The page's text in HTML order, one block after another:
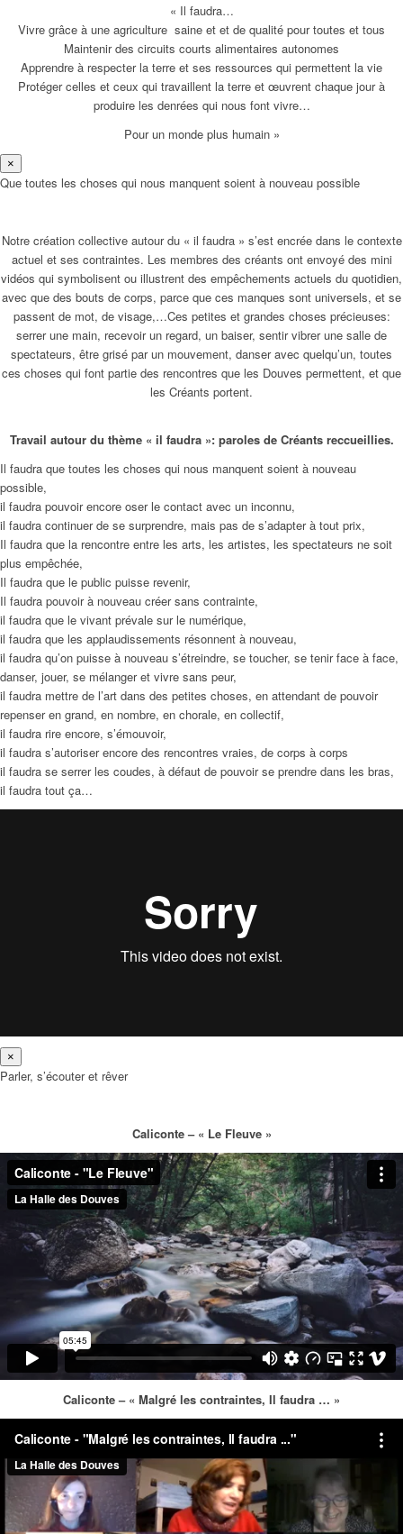
« Il faudra…
Vivre grâce à une agriculture saine et et de qualité pour toutes et tous
Maintenir des circuits courts alimentaires autonomes
Apprendre à respecter la terre et ses ressources qui permettent la vie
Protéger celles et ceux qui travaillent la terre et œuvrent chaque jour à
produire les denrées qui nous font vivre…
Pour un monde plus humain »
×
Que toutes les choses qui nous manquent soient à nouveau possible
Notre création collective autour du « il faudra » s’est encrée dans le contexte
actuel et ses contraintes. Les membres des créants ont envoyé des mini
vidéos qui symbolisent ou illustrent des empêchements actuels du quotidien,
avec que des bouts de corps, parce que ces manques sont universels, et se
passent de mot, de visage,…Ces petites et grandes choses précieuses:
serrer une main, recevoir un regard, un baiser, sentir vibrer une salle de
spectateurs, être grisé par un mouvement, danser avec quelqu’un, toutes
ces choses qui font partie des rencontres que les Douves permettent, et que
les Créants portent.
Travail autour du thème « il faudra »: paroles de Créants reccueillies.
Il faudra que toutes les choses qui nous manquent soient à nouveau
possible,
il faudra pouvoir encore oser le contact avec un inconnu,
il faudra continuer de se surprendre, mais pas de s’adapter à tout prix,
Il faudra que la rencontre entre les arts, les artistes, les spectateurs ne soit
plus empêchée,
Il faudra que le public puisse revenir,
Il faudra pouvoir à nouveau créer sans contrainte,
il faudra que le vivant prévale sur le numérique,
il faudra que les applaudissements résonnent à nouveau,
il faudra qu’on puisse à nouveau s’étreindre, se toucher, se tenir face à face,
danser, jouer, se mélanger et vivre sans peur,
il faudra mettre de l’art dans des petites choses, en attendant de pouvoir
repenser en grand, en nombre, en chorale, en collectif,
il faudra rire encore, s’émouvoir,
il faudra s’autoriser encore des rencontres vraies, de corps à corps
il faudra se serrer les coudes, à défaut de pouvoir se prendre dans les bras,
il faudra tout ça…
×
Parler, s’écouter et rêver
Caliconte – « Le Fleuve »
Caliconte – « Malgré les contraintes, Il faudra … »